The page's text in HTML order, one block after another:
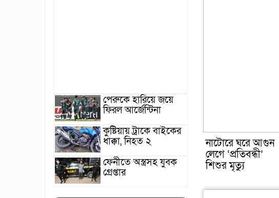
পেরুকে হারিয়ে জয়ে
ফিরল আর্জেন্টিনা
কুষ্টিয়ায় ট্রাকে বাইকের
ধাক্কা, নিহত ২
ফেনীতে অস্ত্রসহ যুবক
গ্রেপ্তার
নাটোরে ঘরে আগুন
লেগে ‘প্রতিবন্ধী’
শিশুর মৃত্যু